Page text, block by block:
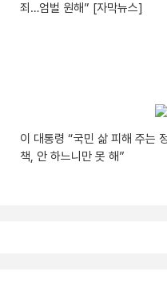
죄…엄벌 원해” [자막뉴스]
이 대통령 “국민 삶 피해 주는
책, 안 하느니만 못 해”